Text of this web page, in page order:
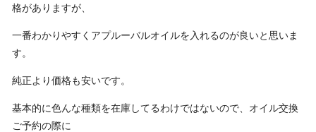
格がありますが、
一番わかりやすくアプルーバルオイルを入れるのが良いと思いま
す。
純正より価格も安いです。
基本的に色んな種類を在庫してるわけではないので、オイル交換
ご予約の際に